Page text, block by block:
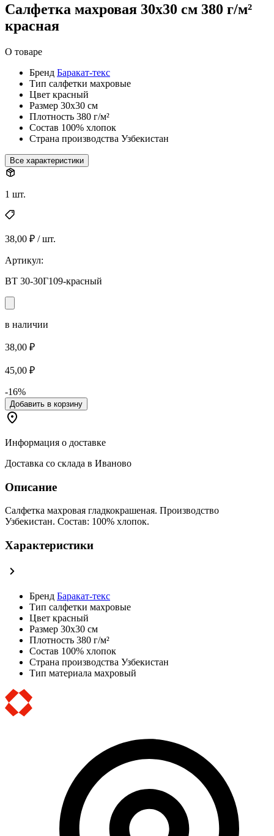
Салфетка махровая 30х30 см 380 г/м²
красная
О товаре
Бренд Баракат-текс
Тип салфетки махровые
Цвет красный
Размер 30х30 см
Плотность 380 г/м²
Состав 100% хлопок
Страна производства Узбекистан
Все характеристики
1 шт.
38,00 ₽ / шт.
Артикул:
ВТ 30-30Г109-красный
в наличии
38,00 ₽
45,00 ₽
-16%
Добавить в корзину
Информация о доставке
Доставка со склада в Иваново
Описание
Салфетка махровая гладкокрашеная. Производство
Узбекистан. Состав: 100% хлопок.
Характеристики
Бренд Баракат-текс
Тип салфетки махровые
Цвет красный
Размер 30х30 см
Плотность 380 г/м²
Состав 100% хлопок
Страна производства Узбекистан
Тип материала махровый